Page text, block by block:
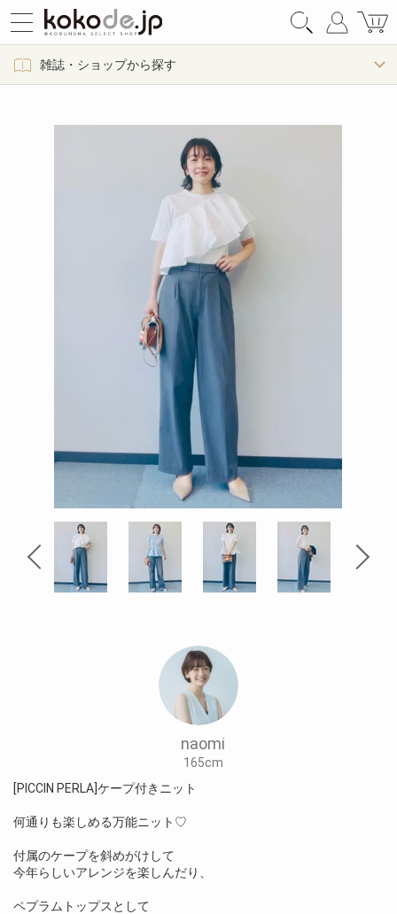
雑誌・ショップから探す
naomi
165cm
[PICCIN PERLA]ケープ付きニット
何通りも楽しめる万能ニット♡
付属のケープを斜めがけして
今年らしいアレンジを楽しんだり、
ペプラムトップスとして